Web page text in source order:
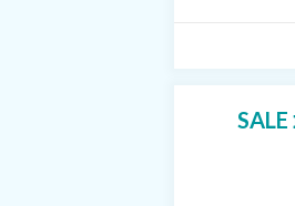
מגוון גופי תאורה ומנורות בהנחה בקטגוריית SALE